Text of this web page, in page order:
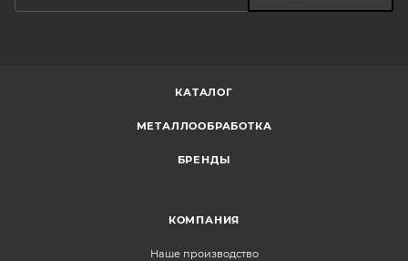
КАТАЛОГ
МЕТАЛЛООБРАБОТКА
БРЕНДЫ
КОМПАНИЯ
Наше производство